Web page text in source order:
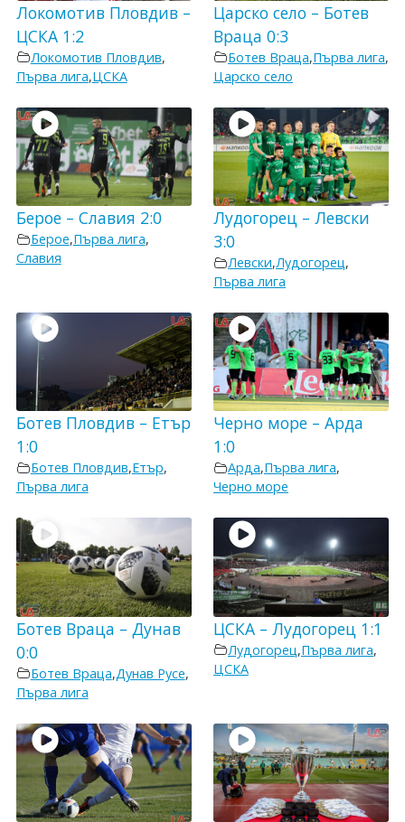
Локомотив Пловдив –
ЦСКА 1:2
Локомотив Пловдив,
Първа лига,ЦСКА
Царско село – Ботев
Враца 0:3
Ботев Враца,Първа лига,
Царско село
Берое – Славия 2:0
Берое,Първа лига,
Славия
Лудогорец – Левски
3:0
Левски,Лудогорец,
Първа лига
Ботев Пловдив – Етър
1:0
Ботев Пловдив,Етър,
Първа лига
Черно море – Арда
1:0
Арда,Първа лига,
Черно море
Ботев Враца – Дунав
0:0
Ботев Враца,Дунав Русе,
Първа лига
ЦСКА – Лудогорец 1:1
Лудогорец,Първа лига,
ЦСКА